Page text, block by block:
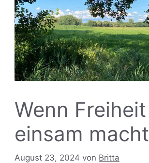
Wenn Freiheit
einsam macht
August 23, 2024 von Britta